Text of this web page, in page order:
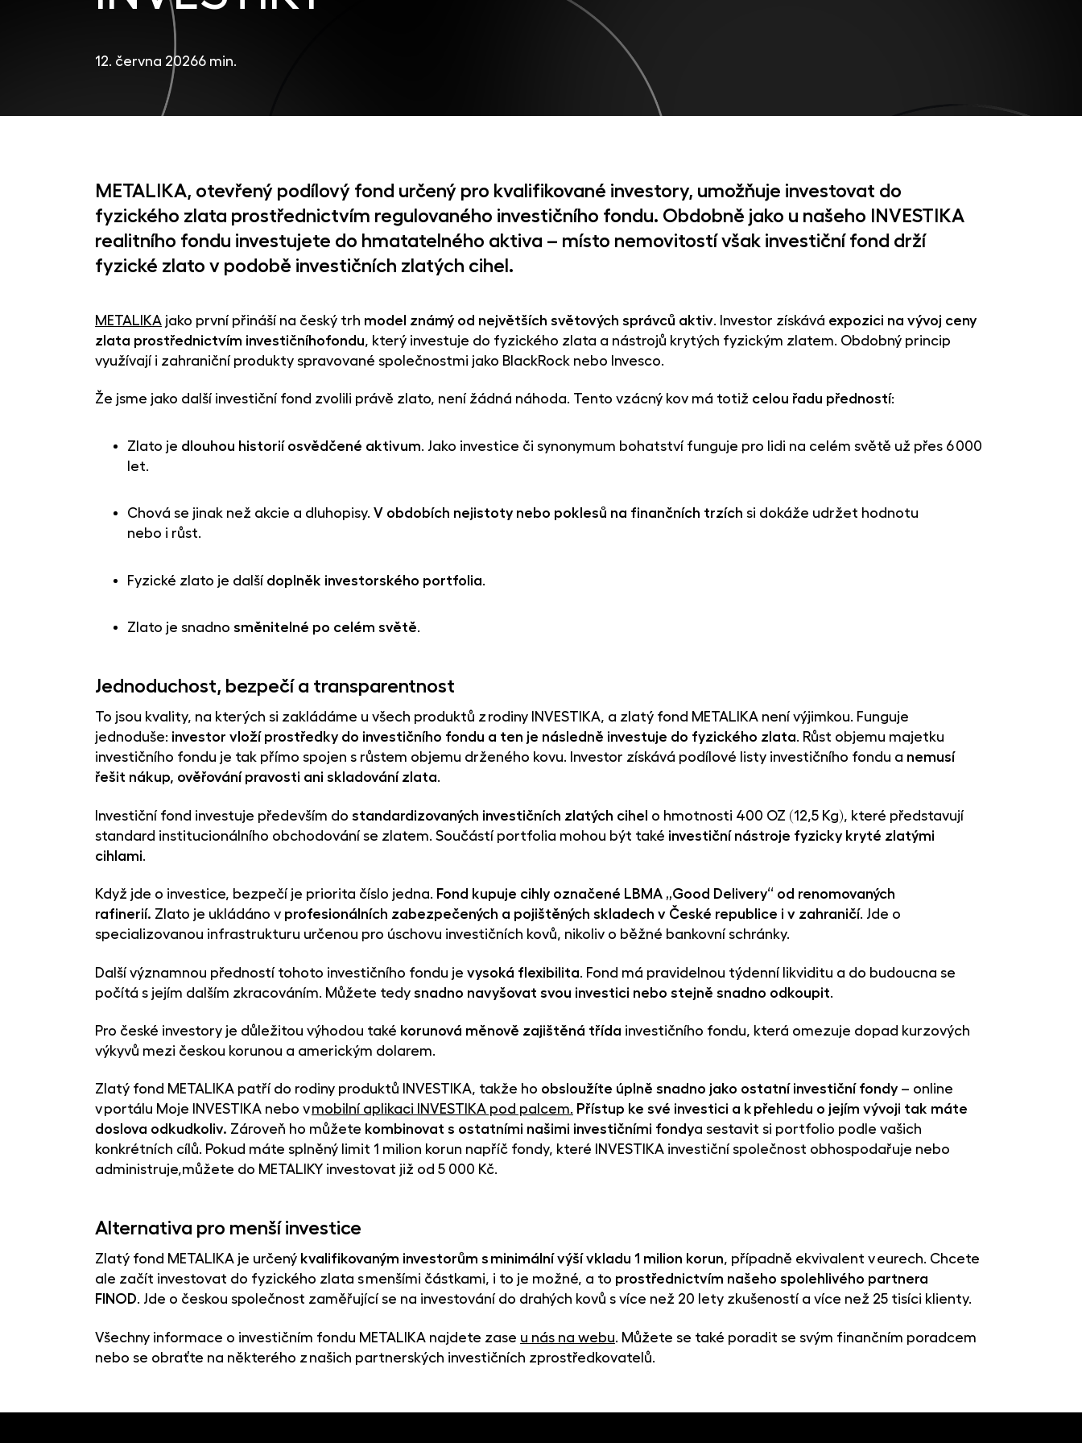
12. června 20266 min.
METALIKA, otevřený podílový fond určený pro kvalifikované investory, umožňuje investovat do
fyzického zlata prostřednictvím regulovaného investičního fondu. Obdobně jako u našeho INVESTIKA
realitního fondu investujete do hmatatelného aktiva – místo nemovitostí však investiční fond drží
fyzické zlato v podobě investičních zlatých cihel.
METALIKA jako první přináší na český trh model známý od největších světových správců aktiv . Investor získává expozici na vývoj ceny
zlata prostřednictvím investičníhofondu , který investuje do fyzického zlata a nástrojů krytých fyzickým zlatem. Obdobný princip
využívají i zahraniční produkty spravované společnostmi jako BlackRock nebo Invesco.
Že jsme jako další investiční fond zvolili právě zlato, není žádná náhoda. Tento vzácný kov má totiž celou řadu předností:
Zlato je dlouhou historií osvědčené aktivum . Jako investice či synonymum bohatství funguje pro lidi na celém světě už přes 6 000
let.
Chová se jinak než akcie a dluhopisy. V obdobích nejistoty nebo poklesů na finančních trzích si dokáže udržet hodnotu
nebo i růst.
Fyzické zlato je další doplněk investorského portfolia.
Zlato je snadno směnitelné po celém světě.
Jednoduchost, bezpečí a transparentnost
To jsou kvality, na kterých si zakládáme u všech produktů z rodiny INVESTIKA, a zlatý fond METALIKA není výjimkou. Funguje
jednoduše: investor vloží prostředky do investičního fondu a ten je následně investuje do fyzického zlata. Růst objemu majetku
investičního fondu je tak přímo spojen s růstem objemu drženého kovu. Investor získává podílové listy investičního fondu a nemusí
řešit nákup, ověřování pravosti ani skladování zlata.
Investiční fond investuje především do standardizovaných investičních zlatých cihel o hmotnosti 400 OZ (12,5 Kg), které představují
standard institucionálního obchodování se zlatem. Součástí portfolia mohou být také investiční nástroje fyzicky kryté zlatými
cihlami.
Když jde o investice, bezpečí je priorita číslo jedna. Fond kupuje cihly označené LBMA „Good Delivery“ od renomovaných
rafinerií. Zlato je ukládáno v profesionálních zabezpečených a pojištěných skladech v České republice i v zahraničí. Jde o
specializovanou infrastrukturu určenou pro úschovu investičních kovů, nikoliv o běžné bankovní schránky.
Další významnou předností tohoto investičního fondu je vysoká flexibilita . Fond má pravidelnou týdenní likviditu a do budoucna se
počítá s jejím dalším zkracováním. Můžete tedy snadno navyšovat svou investici nebo stejně snadno odkoupit
Pro české investory je důležitou výhodou také korunová měnově zajištěná třída investičního fondu, která omezuje dopad kurzových
výkyvů mezi českou korunou a americkým dolarem.
Zlatý fond METALIKA patří do rodiny produktů INVESTIKA, takže ho obsloužíte úplně snadno jako ostatní investiční fondy – online
v portálu Moje INVESTIKA nebo vmobilní aplikaci INVESTIKA pod palcem. Přístup ke své investici a k přehledu o jejím vývoji tak máte
doslova odkudkoliv. Zároveň ho můžete kombinovat s ostatními našimi investičními fondya sestavit si portfolio podle vašich
konkrétních cílů. Pokud máte splněný limit 1 milion korun napříč fondy, které INVESTIKA investiční společnost obhospodařuje nebo
administruje,můžete do METALIKY investovat již od 5 000 Kč.
Alternativa pro menší investice
Zlatý fond METALIKA je určený kvalifikovaným investorům s minimální výší vkladu 1 milion korun, případně ekvivalent v eurech. Chcete
ale začít investovat do fyzického zlata s menšími částkami, i to je možné, a to prostřednictvím našeho spolehlivého partnera
FINOD. Jde o českou společnost zaměřující se na investování do drahých kovů s více než 20 lety zkušeností a více než 25 tisíci klienty.
Všechny informace o investičním fondu METALIKA najdete zase u nás na webu. Můžete se také poradit se svým finančním poradcem
nebo se obraťte na některého z našich partnerských investičních zprostředkovatelů.